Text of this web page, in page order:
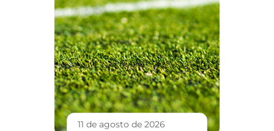
11 de agosto de 2026